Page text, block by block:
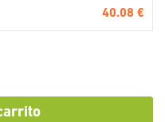
40.08 €